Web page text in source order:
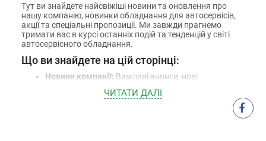
Тут ви знайдете найсвіжіші новини та оновлення про
нашу компанію, новинки обладнання для автосервісів,
акції та спеціальні пропозиції. Ми завжди прагнемо
тримати вас в курсі останніх подій та тенденцій у світі
автосервісного обладнання.
Що ви знайдете на цій сторінці:
Новини компанії: Важливі анонси, нові
події, які формують діяльність AutoRemTechnika.
найновіші моделі обладнання для автосервісів від
ЧИТАТИ ДАЛI